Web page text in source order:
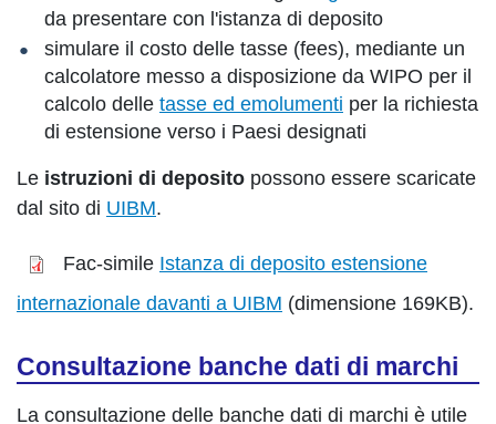
da presentare con l'istanza di deposito
simulare il costo delle tasse (fees), mediante un
calcolatore messo a disposizione da WIPO per il
calcolo delle tasse ed emolumenti per la richiesta
di estensione verso i Paesi designati
Le istruzioni di deposito possono essere scaricate
dal sito di UIBM.
Fac-simile Istanza di deposito estensione
internazionale davanti a UIBM (dimensione 169KB).
Consultazione banche dati di marchi
La consultazione delle banche dati di marchi è utile